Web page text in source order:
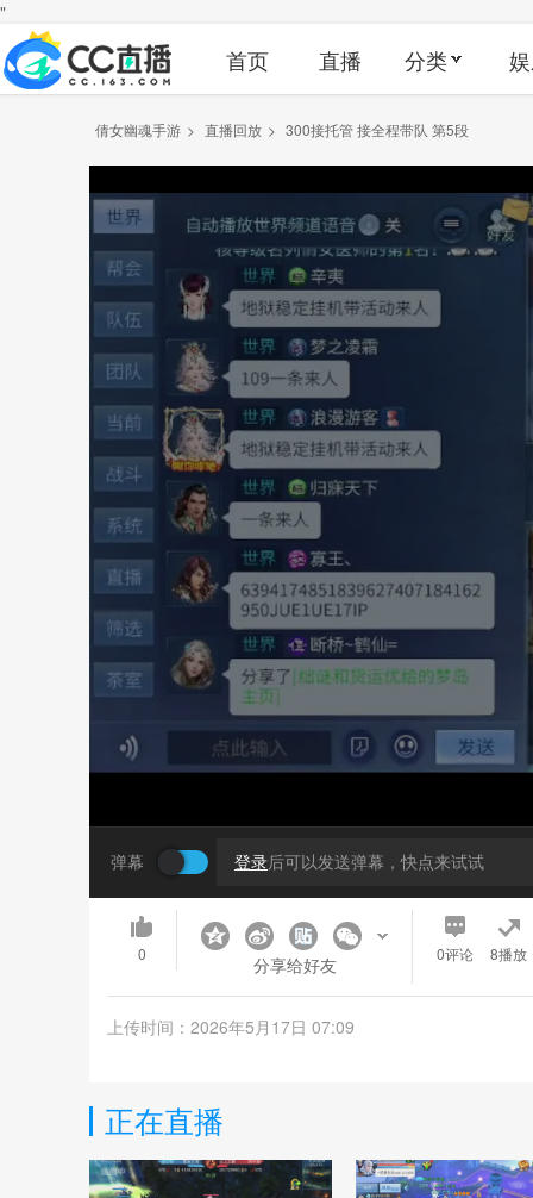
"
首页 直播 分类
倩女幽魂手游 > 直播回放 > 300接托管 接全程带队 第5段
弹幕 登录后可以发送弹幕，快点来试试
0 分享给好友 0评论 8播放
上传时间：2026年5月17日 07:09
正在直播